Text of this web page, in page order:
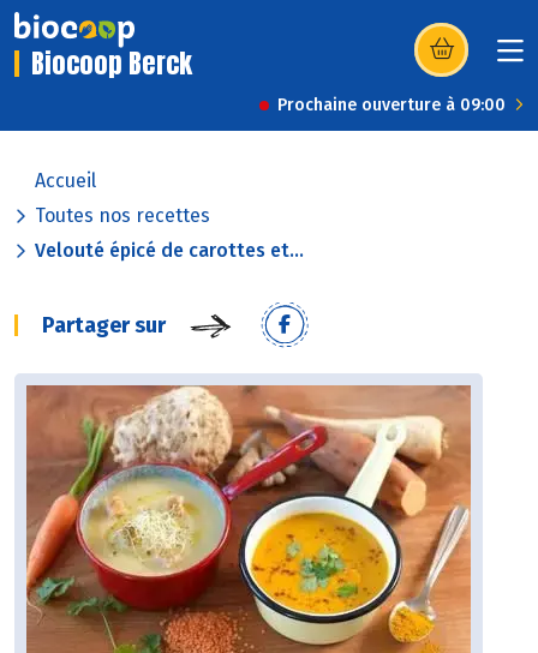
Biocoop Berck (s’ouvre dans
Prochaine ouverture à 09:00
Accueil
Toutes nos recettes
Velouté épicé de carottes et...
Partager sur